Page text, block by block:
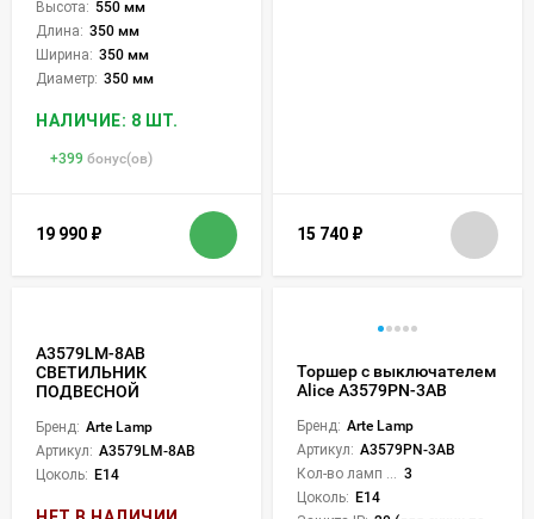
Высота: 550 мм
Длина: 350 мм
Ширина: 350 мм
Диаметр: 350 мм
НАЛИЧИЕ: 8 ШТ.
+399 бонус(ов)
19 990 ₽ 15 740 ₽
A3579LM-8AB
СВЕТИЛЬНИК
ПОДВЕСНОЙ
Бренд: Arte Lamp
Артикул: A3579LM-8AB
Цоколь: E14
Торшер с выключателем
Alice A3579PN-3AB
Бренд: Arte Lamp
Артикул: A3579PN-3AB
3
Цоколь: E14